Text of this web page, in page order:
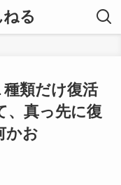
る
類だけ復活
、真っ先に復
かお